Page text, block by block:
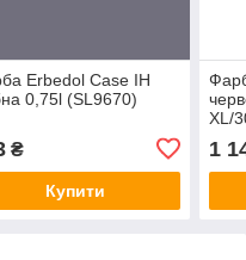
Erbedol Case IH
0,75l (SL9670)
₴
Купити
XL/
1